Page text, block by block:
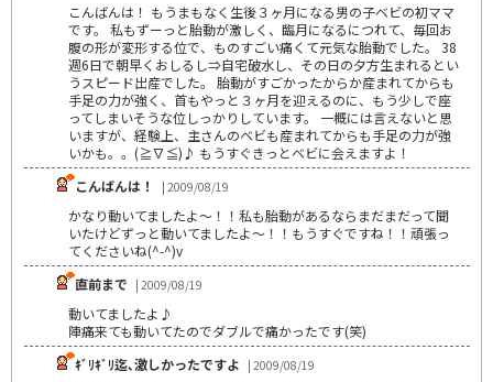
こんばんは！ もうまもなく生後３ヶ月になる男の子べビの初ママ
です。 私もずーっと胎動が激しく、臨月になるにつれて、毎回お
腹の形が変形する位で、ものすごい痛くて元気な胎動でした。 38
週6日で朝早くおしるし⇒自宅破水し、その日の夕方生まれるとい
うスピード出産でした。 胎動がすごかったからか産まれてからも
手足の力が強く、首もやっと３ヶ月を迎えるのに、もう少しで座
ってしまいそうな位しっかりしています。 一概には言えないと思
いますが、経験上、主さんのベビも産まれてからも手足の力が強
いかも。。(≧∇≦)♪ もうすぐきっとベビに会えますよ！
こんばんは！
| 2009/08/19
かなり動いてましたよ～！！私も胎動があるならまだまだって聞
いたけどずっと動いてましたよ～！！もうすぐですね！！頑張っ
てくださいね(^-^)v
直前まで | 2009/08/19
動いてましたよ♪
陣痛来ても動いてたのでダブルで痛かったです(笑)
ｷﾞﾘｷﾞﾘ迄､激しかったですよ | 2009/08/19